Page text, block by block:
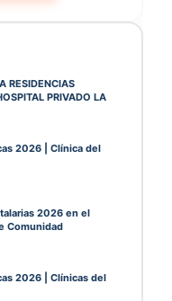
RESIDENCIAS
PRIVADO LA
2026 | Clínica del
2026 en el
Comunidad
2026 | Clínicas del